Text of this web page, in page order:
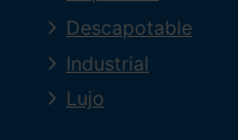
Descapotable
Industrial
Lujo